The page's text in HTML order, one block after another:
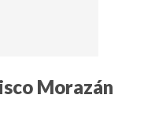
Morazán